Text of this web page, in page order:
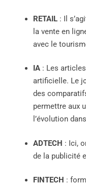
RETAIL : Il
la vente en
avec le
IA : Les
artificielle. Le
des
permettre aux
l’évolution
ADTECH : Ici,
de la publicité
FINTECH :